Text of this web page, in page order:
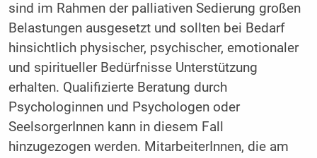
sind im Rahmen der palliativen Sedierung großen
Belastungen ausgesetzt und sollten bei Bedarf
hinsichtlich physischer, psychischer, emotionaler
und spiritueller Bedürfnisse Unterstützung
erhalten. Qualifizierte Beratung durch
Psychologinnen und Psychologen oder
SeelsorgerInnen kann in diesem Fall
hinzugezogen werden. MitarbeiterInnen, die am